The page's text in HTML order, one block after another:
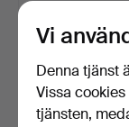
Vi
Denna tjänst
Vissa
tjänsten,